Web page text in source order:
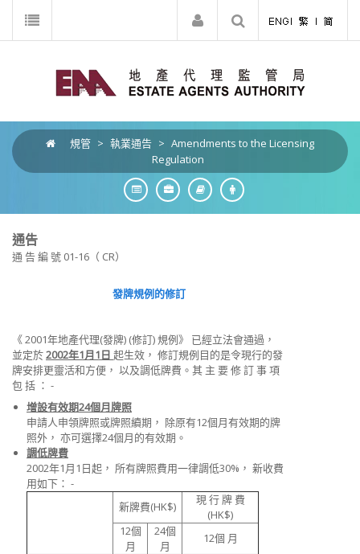
規管 > 執業通告 > Amendments to the Licensing
Regulation
通告
通 告 編 號 01-16（ CR）
發牌規例的修訂
《 2001年地產代理(發牌) (修訂) 規例》 已經立法會通過，
並定於2002年1月1日 起生效， 修訂規例目的是令現行的發
牌安排更靈活和方便， 以及調低牌費。其 主 要 修 訂 事 項
包 括 ： -
增設有效期24個月牌照
申請人申領牌照或牌照續期， 除原有12個月有效期的牌
照外， 亦可選擇24個月的有效期。
調低牌費
2002年1月1日起， 所有牌照費用一律調低30%， 新收費
用如下： -
新牌費(HK$)
現 行 牌 費
(HK$)
12個
月
24個
月
12個 月